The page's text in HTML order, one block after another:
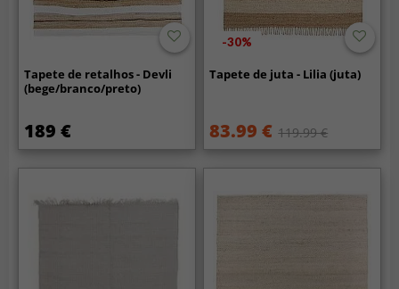
Tapete de retalhos - Devli
(bege/branco/preto)
189 €
-30%
Tapete de juta - Lilia (juta)
83.99 € 119.99 €